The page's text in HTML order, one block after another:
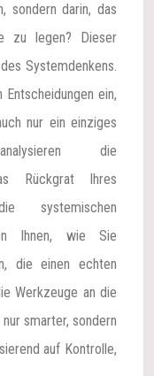
sondern darin, das
zu legen? Dieser
Systemdenkens.
ein,
nur ein einziges
die
Rückgrat Ihres
systemischen
Ihnen, wie Sie
die einen echten
Werkzeuge an die
smarter, sondern
auf Kontrolle,